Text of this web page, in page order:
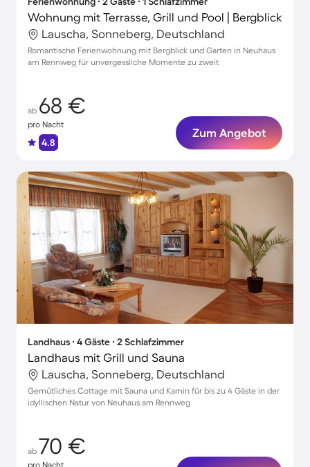
Wohnung mit Terrasse, Grill und Pool | Bergblick
Lauscha, Sonneberg, Deutschland
Romantische Ferienwohnung mit Bergblick und Garten in Neuhaus
am Rennweg für unvergessliche Momente zu zweit
ab 68 €
pro Nacht
4.8
Zum Angebot
Landhaus ∙ 4 Gäste ∙ 2 Schlafzimmer
Landhaus mit Grill und Sauna
Lauscha, Sonneberg, Deutschland
Gemütliches Cottage mit Sauna und Kamin für bis zu 4 Gäste in der
idyllischen Natur von Neuhaus am Rennweg
ab 70 €
pro Nacht